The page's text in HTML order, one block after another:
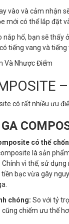
vào và cảm nhận
mới có thể lắp đặt
nắp hố, bạn sẽ
tiếng vang và tiếng
Và Nhược Điểm
có rất nhiều ưu
có thể
là sản
vì thế, sử
bạc vừa gây
chóng: So với tỷ
chiếm ưu thế